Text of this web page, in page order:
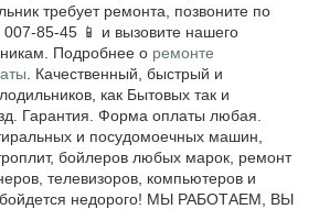
требует ремонта, позвоните по
85-45 📱 и вызовите нашего
Подробнее о ремонте
. Качественный, быстрый и
как Бытовых так и
Гарантия. Форма оплаты любая.
и посудомоечных машин,
бойлеров любых марок, ремонт
телевизоров, компьютеров и
недорого! МЫ РАБОТАЕМ, ВЫ